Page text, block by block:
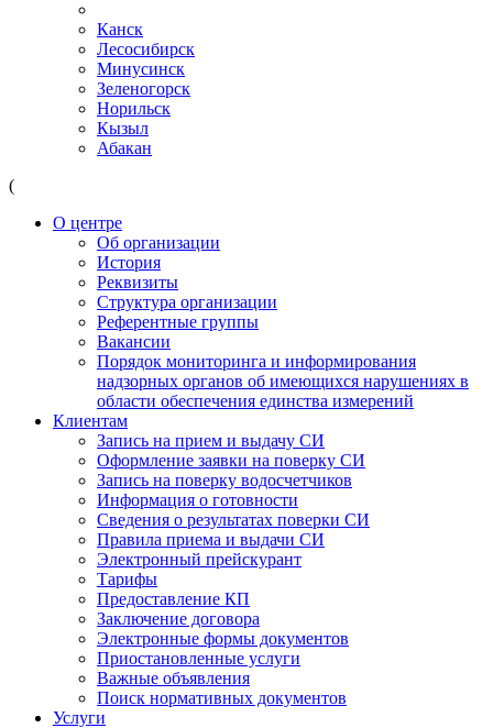
Канск
Лесосибирск
Минусинск
Зеленогорск
Норильск
Кызыл
Абакан
(
О центре
Об организации
История
Реквизиты
Структура организации
Референтные группы
Вакансии
Порядок мониторинга и информирования
надзорных органов об имеющихся нарушениях в
области обеспечения единства измерений
Клиентам
Запись на прием и выдачу СИ
Оформление заявки на поверку СИ
Запись на поверку водосчетчиков
Информация о готовности
Сведения о результатах поверки СИ
Правила приема и выдачи СИ
Электронный прейскурант
Тарифы
Предоставление КП
Заключение договора
Электронные формы документов
Приостановленные услуги
Важные объявления
Поиск нормативных документов
Услуги